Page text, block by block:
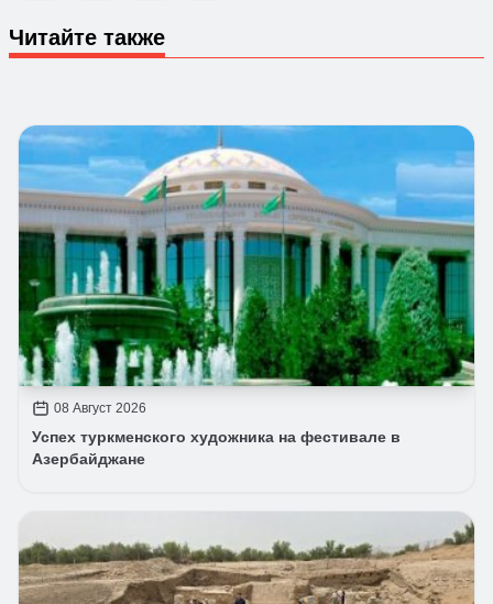
Читайте также
08 Август 2026
Успех туркменского художника на фестивале в
Азербайджане